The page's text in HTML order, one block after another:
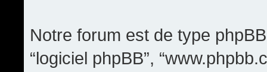
Notre forum est de type phpBB
“logiciel phpBB”,